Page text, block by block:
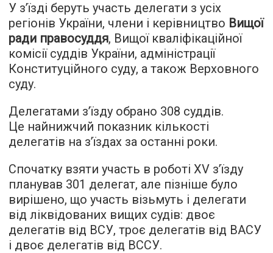
У з’їзді беруть участь делегати з усіх
регіонів України, члени і керівництво Вищої
ради правосуддя, Вищої кваліфікаційної
комісії суддів України, адміністрації
Конституційного суду, а також Верховного
суду.
Делегатами з’їзду обрано 308 суддів.
Це найнижчий показник кількості
делегатів на з’їздах за останні роки.
Спочатку взяти участь в роботі XV з’їзду
планував 301 делегат, але пізніше було
вирішено, що участь візьмуть і делегати
від ліквідованих вищих судів: двоє
делегатів від ВСУ, троє делегатів від ВАСУ
і двоє делегатів від ВССУ.